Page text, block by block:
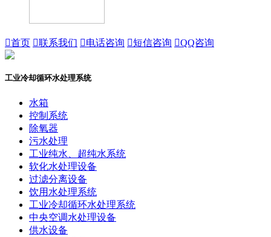
首页 联系我们 电话咨询 短信咨询 QQ咨询
工业冷却循环水处理系统
水箱
控制系统
除氧器
污水处理
工业纯水、超纯水系统
软化水处理设备
过滤分离设备
饮用水处理系统
工业冷却循环水处理系统
中央空调水处理设备
供水设备